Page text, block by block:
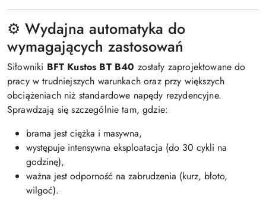
⚙️ Wydajna automatyka do
wymagających zastosowań
Siłowniki BFT Kustos BT B40 zostały zaprojektowane do
pracy w trudniejszych warunkach oraz przy większych
obciążeniach niż standardowe napędy rezydencyjne.
Sprawdzają się szczególnie tam, gdzie:
brama jest ciężka i masywna,
występuje intensywna eksploatacja (do 30 cykli na
godzinę),
ważna jest odporność na zabrudzenia (kurz, błoto,
wilgoć).